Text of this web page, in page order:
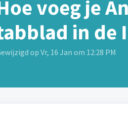
voeg je
in de
op Vr, 16 Jan om 12:28 PM